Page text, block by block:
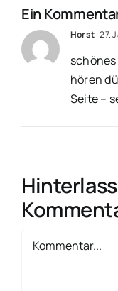
Ein
Horst 27.
hören
Seite –